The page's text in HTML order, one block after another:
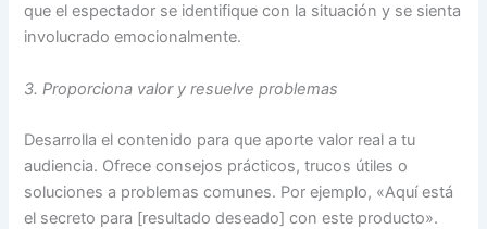
que el espectador se identifique con la situación y se sienta
involucrado emocionalmente.
3. Proporciona valor y resuelve problemas
Desarrolla el contenido para que aporte valor real a tu
audiencia. Ofrece consejos prácticos, trucos útiles o
soluciones a problemas comunes. Por ejemplo, «Aquí está
el secreto para [resultado deseado] con este producto».